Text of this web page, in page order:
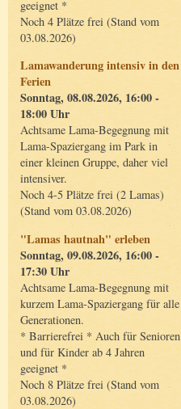
geeignet *
Noch 4 Plätze frei (Stand vom
03.08.2026)
Lamawanderung intensiv in den
Ferien
Sonntag, 08.08.2026, 16:00 -
18:00 Uhr
Achtsame Lama-Begegnung mit
Lama-Spaziergang im Park in
einer kleinen Gruppe, daher viel
intensiver.
Noch 4-5 Plätze frei (2 Lamas)
(Stand vom 03.08.2026)
"Lamas hautnah" erleben
Sonntag, 09.08.2026, 16:00 -
17:30 Uhr
Achtsame Lama-Begegnung mit
kurzem Lama-Spaziergang für alle
Generationen.
* Barrierefrei * Auch für Senioren
und für Kinder ab 4 Jahren
geeignet *
Noch 8 Plätze frei (Stand vom
03.08.2026)